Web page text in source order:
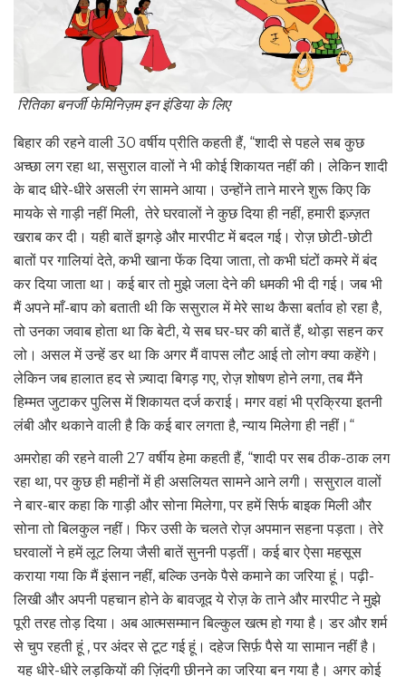
रितिका बनर्जी फेमिनिज़म इन इंडिया के लिए
बिहार की रहने वाली 30 वर्षीय प्रीति कहती हैं, “शादी से पहले सब कुछ
अच्छा लग रहा था, ससुराल वालों ने भी कोई शिकायत नहीं की। लेकिन शादी
के बाद धीरे-धीरे असली रंग सामने आया। उन्होंने ताने मारने शुरू किए कि
मायके से गाड़ी नहीं मिली, तेरे घरवालों ने कुछ दिया ही नहीं, हमारी इज़्ज़त
खराब कर दी। यही बातें झगड़े और मारपीट में बदल गई। रोज़ छोटी-छोटी
बातों पर गालियां देते, कभी खाना फेंक दिया जाता, तो कभी घंटों कमरे में बंद
कर दिया जाता था। कई बार तो मुझे जला देने की धमकी भी दी गई। जब भी
मैं अपने माँ-बाप को बताती थी कि ससुराल में मेरे साथ कैसा बर्ताव हो रहा है,
तो उनका जवाब होता था कि बेटी, ये सब घर-घर की बातें हैं, थोड़ा सहन कर
लो। असल में उन्हें डर था कि अगर मैं वापस लौट आई तो लोग क्या कहेंगे।
लेकिन जब हालात हद से ज़्यादा बिगड़ गए, रोज़ शोषण होने लगा, तब मैंने
हिम्मत जुटाकर पुलिस में शिकायत दर्ज कराई। मगर वहां भी प्रक्रिया इतनी
लंबी और थकाने वाली है कि कई बार लगता है, न्याय मिलेगा ही नहीं।“
अमरोहा की रहने वाली 27 वर्षीय हेमा कहती हैं, “शादी पर सब ठीक-ठाक लग
रहा था, पर कुछ ही महीनों में ही असलियत सामने आने लगी। ससुराल वालों
ने बार-बार कहा कि गाड़ी और सोना मिलेगा, पर हमें सिर्फ बाइक मिली और
सोना तो बिलकुल नहीं। फिर उसी के चलते रोज़ अपमान सहना पड़ता। तेरे
घरवालों ने हमें लूट लिया जैसी बातें सुननी पड़तीं। कई बार ऐसा महसूस
कराया गया कि मैं इंसान नहीं, बल्कि उनके पैसे कमाने का जरिया हूं। पढ़ी-
लिखी और अपनी पहचान होने के बावजूद ये रोज़ के ताने और मारपीट ने मुझे
पूरी तरह तोड़ दिया। अब आत्मसम्मान बिल्कुल खत्म हो गया है। डर और शर्म
से चुप रहती हूं , पर अंदर से टूट गई हूं। दहेज सिर्फ़ पैसे या सामान नहीं है।
यह धीरे-धीरे लड़कियों की ज़िंदगी छीनने का जरिया बन गया है। अगर कोई